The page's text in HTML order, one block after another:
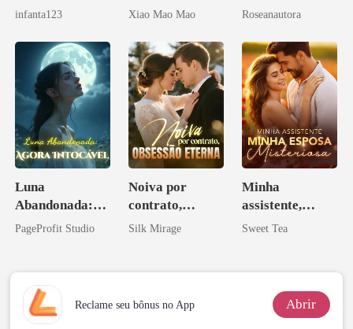
Alfa depois que
infanta123
Rejeitados, Eu
Rival do Meu
Ex
Xiao Mao Mao
horas
Roseanautora
Luna
Abandonada:
Agora Intocável
PageProfit Studio
Noiva por
contrato,
obsessão eterna
Silk Mirage
Minha
assistente,
minha esposa
Sweet Tea
Reclame seu bônus no App Abrir